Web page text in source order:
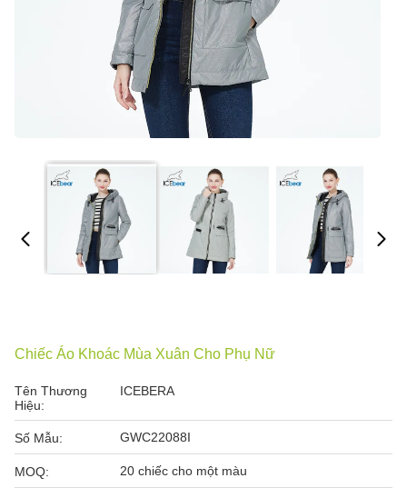
Chiếc Áo Khoác Mùa Xuân Cho Phụ Nữ
Tên Thương
Hiệu:
ICEBERA
Số Mẫu: GWC22088I
MOQ: 20 chiếc cho một màu